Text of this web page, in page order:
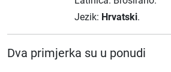
Jezik: Hrvatski.
Dva primjerka su u ponudi